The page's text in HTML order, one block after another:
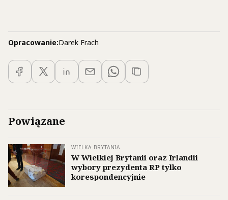
Opracowanie:Darek Frach
Powiązane
WIELKA BRYTANIA
W Wielkiej Brytanii oraz Irlandii
wybory prezydenta RP tylko
korespondencyjnie